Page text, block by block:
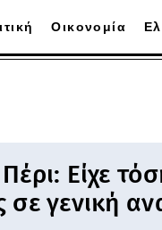
Οικονομία
Είχε
σε γενική